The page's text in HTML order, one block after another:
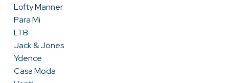
Lofty Manner
Para Mi
LTB
Jack & Jones
Ydence
Casa Moda